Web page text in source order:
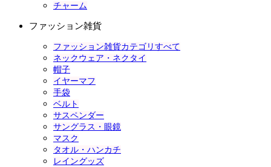
チャーム
ファッション雑貨
ファッション雑貨カテゴリすべて
ネックウェア・ネクタイ
帽子
イヤーマフ
手袋
ベルト
サスペンダー
サングラス・眼鏡
マスク
タオル・ハンカチ
レイングッズ